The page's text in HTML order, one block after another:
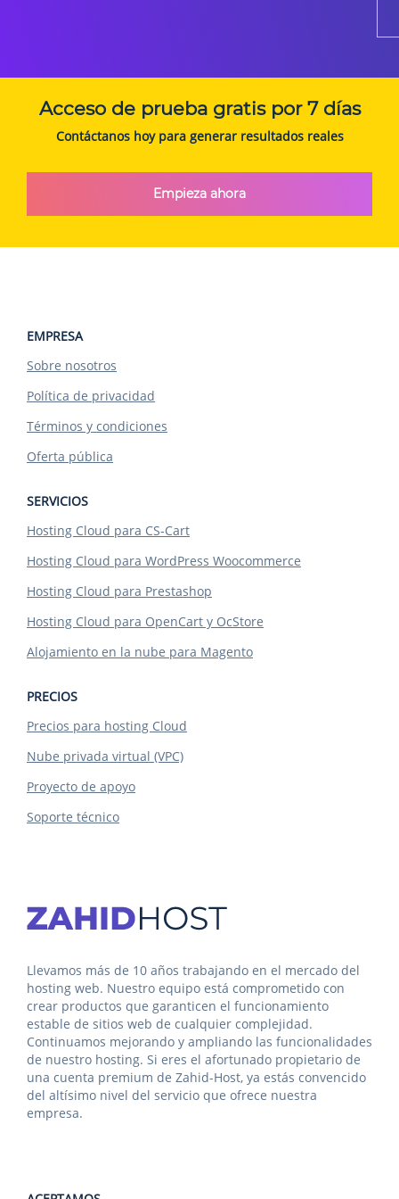
Acceso de prueba gratis por 7 días
Contáctanos hoy para generar resultados reales
Empieza ahora
EMPRESA
Sobre nosotros
Política de privacidad
Términos y condiciones
Oferta pública
SERVICIOS
Hosting Cloud para CS-Cart
Hosting Cloud para WordPress Woocommerce
Hosting Cloud para Prestashop
Hosting Cloud para OpenCart y OcStore
Alojamiento en la nube para Magento
PRECIOS
Precios para hosting Cloud
Nube privada virtual (VPC)
Proyecto de apoyo
Soporte técnico
Llevamos más de 10 años trabajando en el mercado del
hosting web. Nuestro equipo está comprometido con
crear productos que garanticen el funcionamiento
estable de sitios web de cualquier complejidad.
Continuamos mejorando y ampliando las funcionalidades
de nuestro hosting. Si eres el afortunado propietario de
una cuenta premium de Zahid-Host, ya estás convencido
del altísimo nivel del servicio que ofrece nuestra
empresa.